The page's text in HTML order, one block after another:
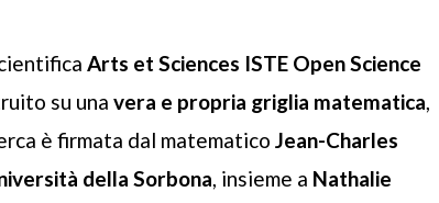
Arts et Sciences ISTE Open Science
su una vera e propria griglia matematica,
è firmata dal matematico Jean-Charles
della Sorbona, insieme a Nathalie